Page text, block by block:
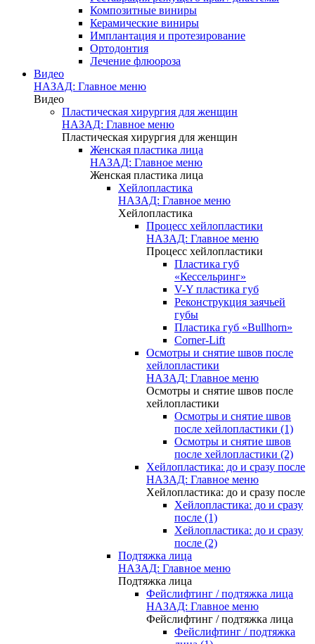
Композитные виниры
Керамические виниры
Имплантация и протезирование
Ортодонтия
Лечение флюороза
Видео
НАЗАД: Главное меню
Видео
Пластическая хирургия для женщин
НАЗАД: Главное меню
Пластическая хирургия для женщин
Женская пластика лица
НАЗАД: Главное меню
Женская пластика лица
Хейлопластика
НАЗАД: Главное меню
Хейлопластика
Процесс хейлопластики
НАЗАД: Главное меню
Процесс хейлопластики
Пластика губ
«Кессельринг»
V-Y пластика губ
Реконструкция заячьей
губы
Пластика губ «Bullhorn»
Corner-Lift
Осмотры и снятие швов после
хейлопластики
НАЗАД: Главное меню
Осмотры и снятие швов после
хейлопластики
Осмотры и снятие швов
после хейлопластики (1)
Осмотры и снятие швов
после хейлопластики (2)
Хейлопластика: до и сразу после
НАЗАД: Главное меню
Хейлопластика: до и сразу после
Хейлопластика: до и сразу
после (1)
Хейлопластика: до и сразу
после (2)
Подтяжка лица
НАЗАД: Главное меню
Подтяжка лица
Фейслифтинг / подтяжка лица
НАЗАД: Главное меню
Фейслифтинг / подтяжка лица
Фейслифтинг / подтяжка